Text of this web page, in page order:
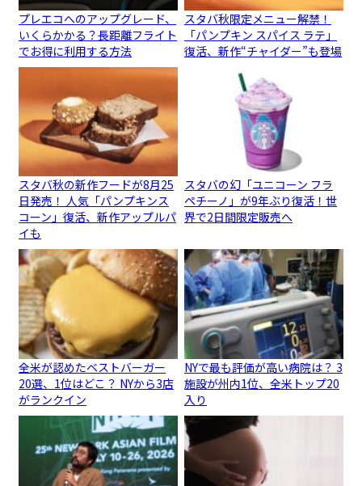
プレエコへのアップグレード、
いくらかかる？長距離フライト
でお得に利用する方法
スタバ秋限定メニュー解禁！
「パンプキン スパイス ラテ」
復活、新作“チャイダー”も登場
スタバ秋の新作フードが8月25
日発売！ 人気「パンプキンス
コーン」復活、新作アップルパ
イも
スタバの幻「ユニコーン フラ
ペチーノ」が9年ぶり復活！世
界で2日間限定販売へ
全米が認めたベストバーガー
20選、1位はどこ？ NYから3店
がランクイン
NYで最も評価が高い病院は？ 3
施設が州内1位、全米トップ20
入り